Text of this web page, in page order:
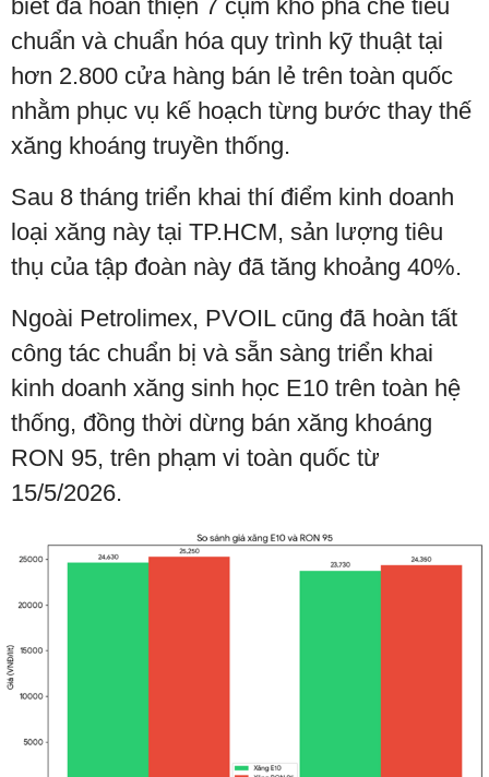
biết đã hoàn thiện 7 cụm kho pha chế tiêu
chuẩn và chuẩn hóa quy trình kỹ thuật tại
hơn 2.800 cửa hàng bán lẻ trên toàn quốc
nhằm phục vụ kế hoạch từng bước thay thế
xăng khoáng truyền thống.
Sau 8 tháng triển khai thí điểm kinh doanh
loại xăng này tại TP.HCM, sản lượng tiêu
thụ của tập đoàn này đã tăng khoảng 40%.
Ngoài Petrolimex, PVOIL cũng đã hoàn tất
công tác chuẩn bị và sẵn sàng triển khai
kinh doanh xăng sinh học E10 trên toàn hệ
thống, đồng thời dừng bán xăng khoáng
RON 95, trên phạm vi toàn quốc từ
15/5/2026.